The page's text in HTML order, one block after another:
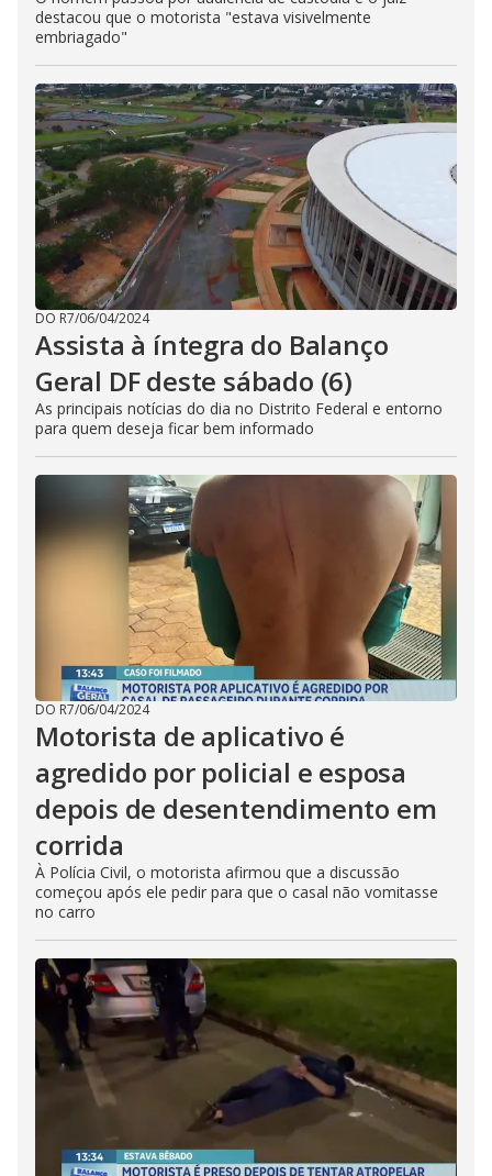
destacou que o motorista "estava visivelmente
embriagado"
DO R7/06/04/2024
Assista à íntegra do Balanço
Geral DF deste sábado (6)
As principais notícias do dia no Distrito Federal e entorno
para quem deseja ficar bem informado
DO R7/06/04/2024
Motorista de aplicativo é
agredido por policial e esposa
depois de desentendimento em
corrida
À Polícia Civil, o motorista afirmou que a discussão
começou após ele pedir para que o casal não vomitasse
no carro